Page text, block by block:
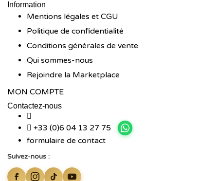
Information
Mentions légales et CGU
Politique de confidentialité
Conditions générales de vente
Qui sommes-nous
Rejoindre la Marketplace
MON COMPTE
Contactez-nous
+33 (0)6 04 13 27 75
formulaire de contact
Suivez-nous :